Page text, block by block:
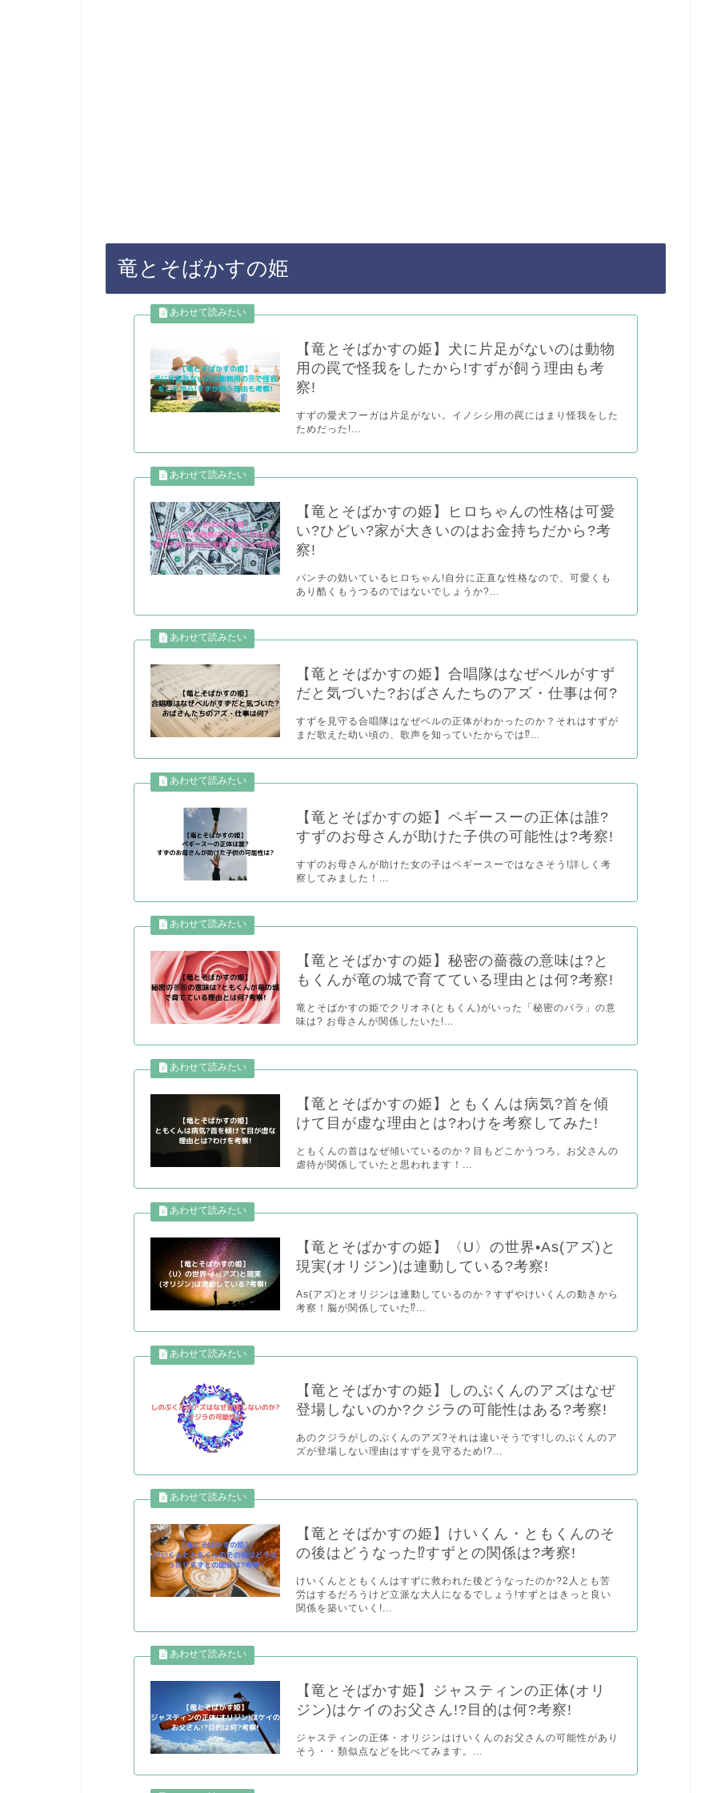
竜とそばかすの姫
【竜とそばかすの姫】犬に片足がないのは動物
用の罠で怪我をしたから!すずが飼う理由も考
察!
すずの愛犬フーガは片足がない。イノシシ用の罠にはまり怪我をした
ためだった!...
【竜とそばかすの姫】ヒロちゃんの性格は可愛
い?ひどい?家が大きいのはお金持ちだから?考
察!
パンチの効いているヒロちゃん!自分に正直な性格なので、可愛くも
あり酷くもうつるのではないでしょうか?...
【竜とそばかすの姫】合唱隊はなぜベルがすず
だと気づいた?おばさんたちのアズ・仕事は何?
すずを見守る合唱隊はなぜベルの正体がわかったのか？それはすずが
まだ歌えた幼い頃の、歌声を知っていたからでは⁉︎...
【竜とそばかすの姫】ペギースーの正体は誰?
すずのお母さんが助けた子供の可能性は?考察!
すずのお母さんが助けた女の子はペギースーではなさそう!詳しく考
察してみました！...
【竜とそばかすの姫】秘密の薔薇の意味は?と
もくんが竜の城で育てている理由とは何?考察!
竜とそばかすの姫でクリオネ(ともくん)がいった「秘密のバラ」の意
味は? お母さんが関係したいた!...
【竜とそばかすの姫】ともくんは病気?首を傾
けて目が虚な理由とは?わけを考察してみた!
ともくんの首はなぜ傾いているのか？目もどこかうつろ。お父さんの
虐待が関係していたと思われます！...
【竜とそばかすの姫】〈U〉の世界•As(アズ)と
現実(オリジン)は連動している?考察!
As(アズ)とオリジンは連動しているのか？すずやけいくんの動きから
考察！脳が関係していた⁉︎...
【竜とそばかすの姫】しのぶくんのアズはなぜ
登場しないのか?クジラの可能性はある?考察!
あのクジラがしのぶくんのアズ?それは違いそうです!しのぶくんのア
ズが登場しない理由はすずを見守るため!?...
【竜とそばかすの姫】けいくん・ともくんのそ
の後はどうなった⁉︎すずとの関係は?考察!
けいくんとともくんはすずに救われた後どうなったのか?2人とも苦
労はするだろうけど立派な大人になるでしょう!すずとはきっと良い
関係を築いていく!...
【竜とそばかす姫】ジャスティンの正体(オリ
ジン)はケイのお父さん!?目的は何?考察!
ジャスティンの正体・オリジンはけいくんのお父さんの可能性があり
そう・・類似点などを比べてみます。...